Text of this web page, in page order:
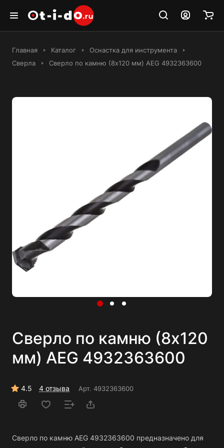
Главная Каталог
Оснастка для инструмента
Сверла
Сверло по камню (8х120 мм) AEG 4932363600
Сверло по камню (8х120
мм) AEG 4932363600
4.5 4 отзыва Арт. 4932363600
Сверло по камню AEG 4932363600 предназначено для